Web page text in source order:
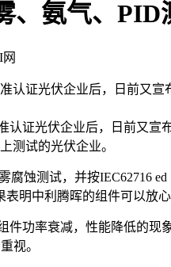
、氨气、PID
认证光伏企业后，日前又
证光伏企业后，日前又
测试的光伏企业。
蚀测试，并按IEC62716
明中利腾晖的组件可以放
件功率衰减，性能降低
视。